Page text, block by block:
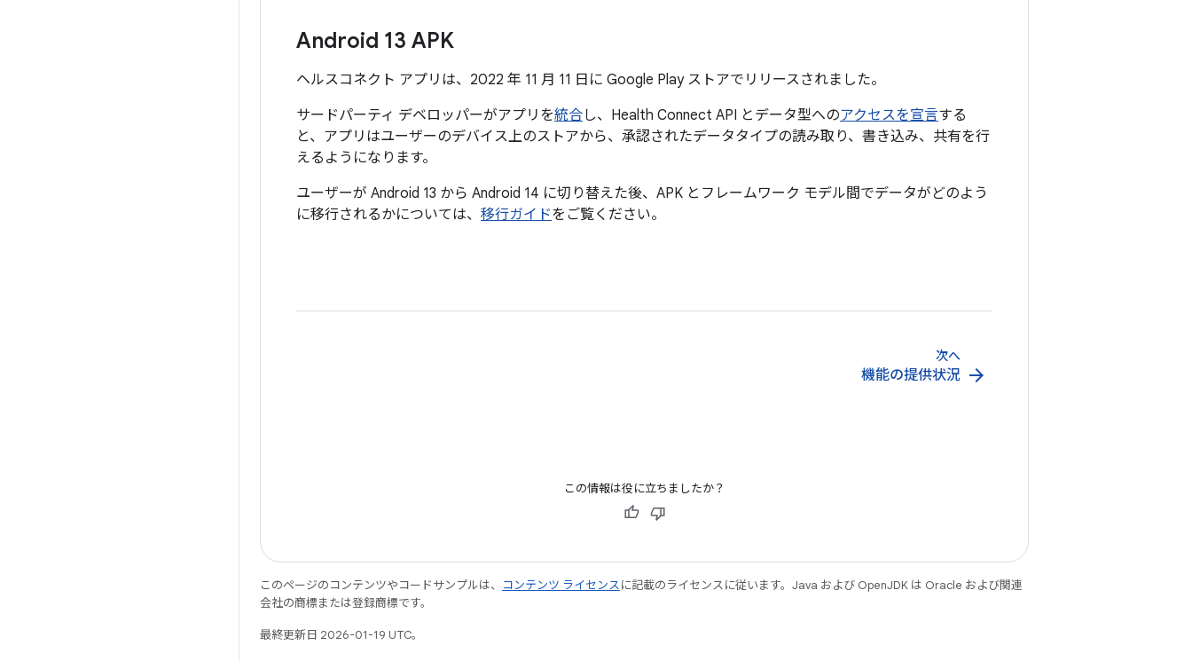
Android 13 APK
ヘルスコネクト アプリは、2022 年 11 月 11 日に Google Play ストアでリリースされました。
サードパーティ デベロッパーがアプリを統合し、Health Connect API とデータ型へのアクセスを宣言する
と、アプリはユーザーのデバイス上のストアから、承認されたデータタイプの読み取り、書き込み、共有を行
えるようになります。
ユーザーが Android 13 から Android 14 に切り替えた後、APK とフレームワーク モデル間でデータがどのよう
に移行されるかについては、 移行ガイドをご覧ください。
次へ
機能の提供状況 arrow_forward
この情報は役に立ちましたか？
このページのコンテンツやコードサンプルは、 コンテンツ ライセンスに記載のライセンスに従います。Java および OpenJDK は Oracle および関連
会社の商標または登録商標です。
最終更新日 2026-01-19 UTC。